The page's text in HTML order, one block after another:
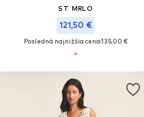
ST MRLO
121,50 €
Posledná najnižšia cena:135,00 €